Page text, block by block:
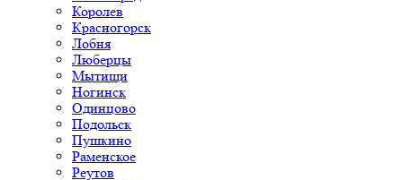
Королев
Красногорск
Лобня
Люберцы
Мытищи
Ногинск
Одинцово
Подольск
Пушкино
Раменское
Реутов